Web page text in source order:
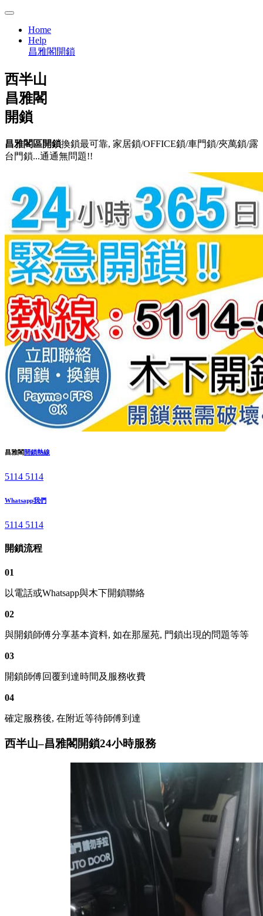
Home
Help
昌雅閣開鎖
西半山
昌雅閣
開鎖
昌雅閣區開鎖換鎖最可靠, 家居鎖/OFFICE鎖/車門鎖/夾萬鎖/露
台門鎖...通通無問題!!
昌雅閣開鎖熱線
5114 5114
Whatsapp我們
5114 5114
開鎖流程
01
以電話或Whatsapp與木下開鎖聯絡
02
與開鎖師傅分享基本資料, 如在那屋苑, 門鎖出現的問題等等
03
開鎖師傅回覆到達時間及服務收費
04
確定服務後, 在附近等待師傅到達
西半山–昌雅閣開鎖24小時服務